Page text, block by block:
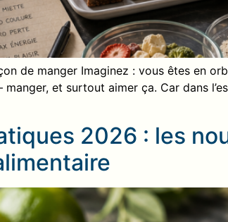
de manger Imaginez : vous êtes en
et surtout aimer ça. Car dans
2026 : les